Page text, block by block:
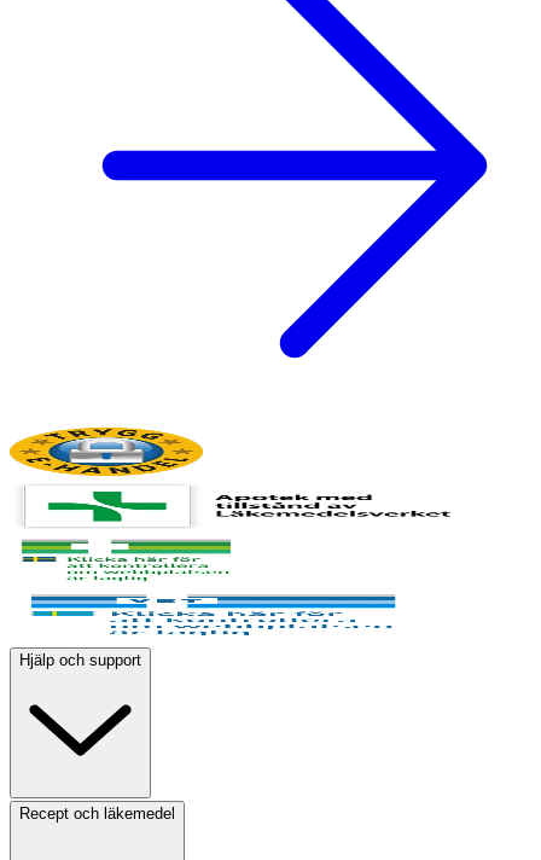
Hjälp och support
Recept och läkemedel